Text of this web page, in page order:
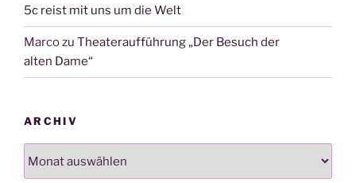
5c reist mit uns um die Welt
Marcozu Theateraufführung „Der Besuch der
alten Dame“
ARCHIV